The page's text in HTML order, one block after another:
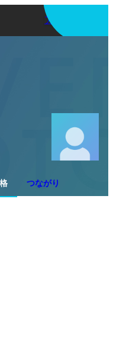
アプリを使う
つながり